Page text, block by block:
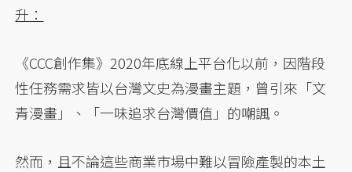
升：
《CCC創作集》2020年底線上平台化以前，因階段
性任務需求皆以台灣文史為漫畫主題，曾引來「文
青漫畫」、「一味追求台灣價值」的嘲諷。
然而，且不論這些商業市場中難以冒險產製的本土